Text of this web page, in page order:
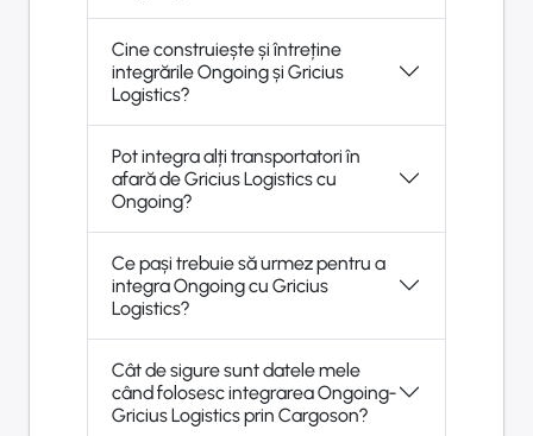
Cine construiește și întreține
integrările Ongoing și Gricius
Logistics?
Pot integra alți transportatori în
afară de Gricius Logistics cu
Ongoing?
Ce pași trebuie să urmez pentru a
integra Ongoing cu Gricius
Logistics?
Cât de sigure sunt datele mele
când folosesc integrarea Ongoing-
Gricius Logistics prin Cargoson?